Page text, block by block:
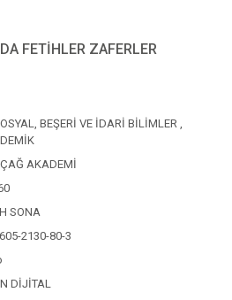
FETİHLER ZAFERLER
BEŞERİ VE İDARİ BİLİMLER ,
AKADEMİ
SONA
2130-80-3
DİJİTAL